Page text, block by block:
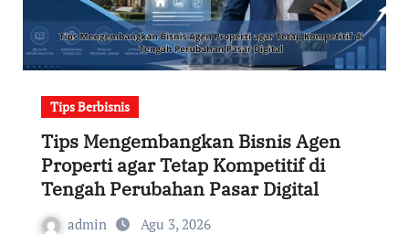
Tips Berbisnis
Tips Mengembangkan Bisnis Agen
Properti agar Tetap Kompetitif di
Tengah Perubahan Pasar Digital
admin Agu 3, 2026